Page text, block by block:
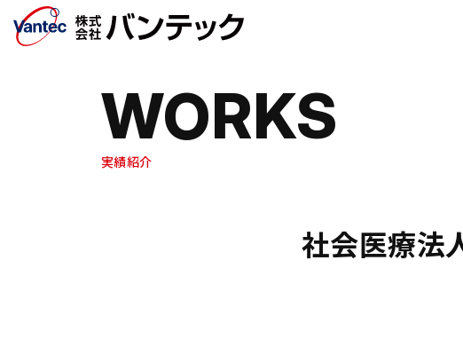
メインコンテンツへ移動
WORKS
実績紹介
社会医療法